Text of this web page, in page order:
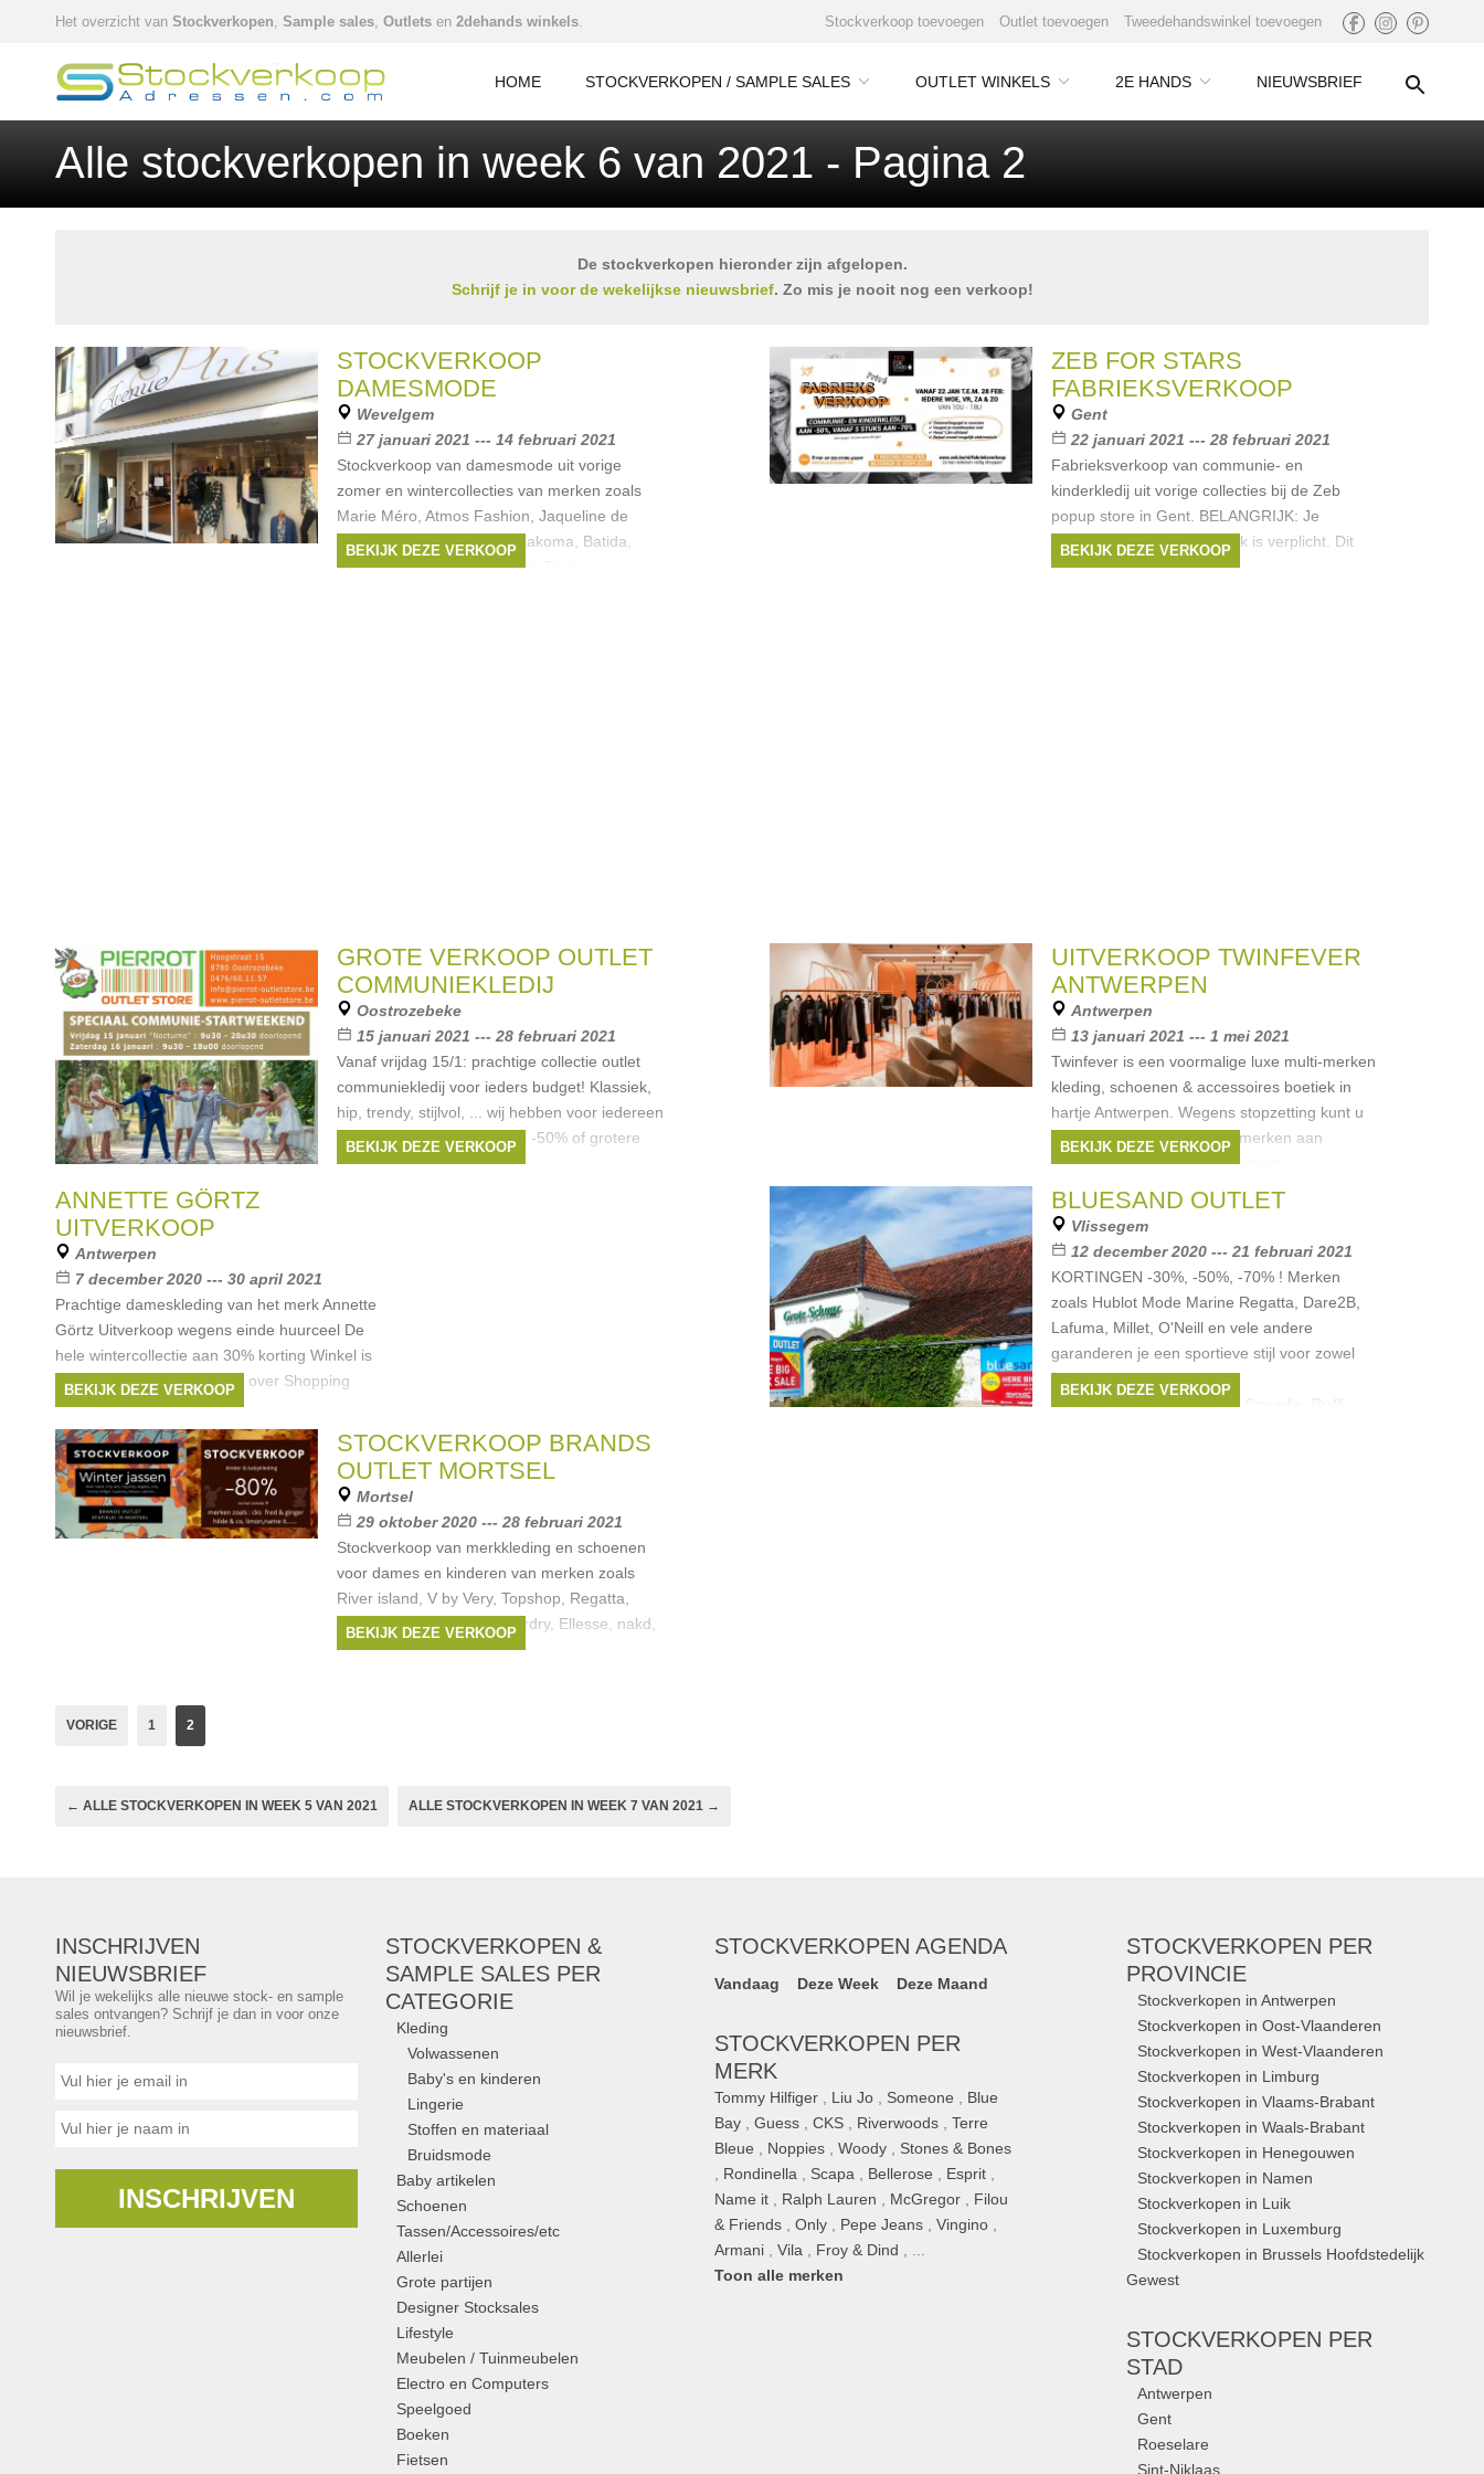
Het overzicht van Stockverkopen, Sample sales, Outlets en 2dehands winkels. Stockverkoop toevoegen Outlet toevoegen Tweedehandswinkel toevoegen
HOME STOCKVERKOPEN / SAMPLE SALES OUTLET WINKELS 2E HANDS NIEUWSBRIEF
Alle stockverkopen in week 6 van 2021 - Pagina 2
De stockverkopen hieronder zijn afgelopen.
Schrijf je in voor de wekelijkse nieuwsbrief. Zo mis je nooit nog een verkoop!
STOCKVERKOOP
DAMESMODE
Wevelgem
27 januari 2021 --- 14 februari 2021
Stockverkoop van damesmode uit vorige
zomer en wintercollecties van merken zoals
Marie Méro, Atmos Fashion, Jaqueline de
Yong, K-design, Only Carmakoma, Batida,
Vero moda Curve, Millenium, Toxic,
BEKIJK DEZE VERKOOP
ZEB FOR STARS
FABRIEKSVERKOOP
Gent
22 januari 2021 --- 28 februari 2021
Fabrieksverkoop van communie- en
kinderkledij uit vorige collecties bij de Zeb
popup store in Gent. BELANGRIJK: Je
inschrijven voor een tijdsvak is verplicht. Dit
doe je via deze link.
BEKIJK DEZE VERKOOP
GROTE VERKOOP OUTLET
COMMUNIEKLEDIJ
Oostrozebeke
15 januari 2021 --- 28 februari 2021
Vanaf vrijdag 15/1: prachtige collectie outlet
communiekledij voor ieders budget! Klassiek,
hip, trendy, stijlvol, ... wij hebben voor iedereen
een geschikte outfit! Alles à -50% of grotere
korting!!
BEKIJK DEZE VERKOOP
UITVERKOOP TWINFEVER
ANTWERPEN
Antwerpen
13 januari 2021 --- 1 mei 2021
Twinfever is een voormalige luxe multi-merken
kleding, schoenen & accessoires boetiek in
hartje Antwerpen. Wegens stopzetting kunt u
bij Twinfever nu AL hun topmerken aan
TOPPRIJZEN vinden. Alles moet
Merken: Sportmax , Barbara Bui
Stella Mccartney, Salvatore Ferragamo
BEKIJK DEZE VERKOOP
ANNETTE GÖRTZ
UITVERKOOP
Antwerpen
7 december 2020 --- 30 april 2021
Prachtige dameskleding van het merk Annette
Görtz Uitverkoop wegens einde huurceel De
hele wintercollectie aan 30% korting Winkel is
gelegen nabij Groenplaats, over Shopping
Grand Bazar en Hilton
Merken:Annette Görtz
BEKIJK DEZE VERKOOP
BLUESAND OUTLET
Vlissegem
12 december 2020 --- 21 februari 2021
KORTINGEN -30%, -50%, -70% ! Merken
zoals Hublot Mode Marine Regatta, Dare2B,
Lafuma, Millet, O'Neill en vele andere
garanderen je een sportieve stijl voor zowel
dames, heren als juniors.
Merken:Puma,O'Neill,
BEKIJK DEZE VERKOOP
STOCKVERKOOP BRANDS
OUTLET MORTSEL
Mortsel
29 oktober 2020 --- 28 februari 2021
Stockverkoop van merkkleding en schoenen
voor dames en kinderen van merken zoals
River island, V by Very, Topshop, Regatta,
cmp, Tommy Hilfiger, Superdry, Ellesse, nakd,
cks, fred & ginger, Hilde &
BEKIJK DEZE VERKOOP
VORIGE 1 2
← ALLE STOCKVERKOPEN IN WEEK 5 VAN 2021 ALLE STOCKVERKOPEN IN WEEK 7 VAN 2021 →
INSCHRIJVEN
NIEUWSBRIEF
Wil je wekelijks alle nieuwe stock- en sample
sales ontvangen? Schrijf je dan in voor onze
nieuwsbrief.
INSCHRIJVEN
STOCKVERKOPEN &
SAMPLE SALES PER
CATEGORIE
Kleding
Volwassenen
Baby's en kinderen
Lingerie
Stoffen en materiaal
Bruidsmode
Baby artikelen
Schoenen
Tassen/Accessoires/etc
Allerlei
Grote partijen
Designer Stocksales
Lifestyle
Meubelen / Tuinmeubelen
Electro en Computers
Speelgoed
Boeken
Fietsen
STOCKVERKOPEN AGENDA
Vandaag Deze Week Deze Maand
STOCKVERKOPEN PER
MERK
Tommy Hilfiger Liu Jo Someone
Blue
Bay ,Guess ,CKS Riverwoods ,Terre
Bleue
Noppies ,Woody
Stones & Bones
Rondinella Scapa Bellerose Esprit
Name it
Ralph Lauren McGregor
Filou
& Friends ,Only Pepe Jeans ,Vingino
Armani ,Vila Froy & Dind
Toon alle merken
STOCKVERKOPEN PER
PROVINCIE
Stockverkopen in Antwerpen
Stockverkopen in Oost-Vlaanderen
Stockverkopen in West-Vlaanderen
Stockverkopen in Limburg
Stockverkopen in Vlaams-Brabant
Stockverkopen in Waals-Brabant
Stockverkopen in Henegouwen
Stockverkopen in Namen
Stockverkopen in Luik
Stockverkopen in Luxemburg
Stockverkopen in Brussels Hoofdstedelijk
Gewest
STOCKVERKOPEN PER
STAD
Antwerpen
Gent
Roeselare
Sint-Niklaas